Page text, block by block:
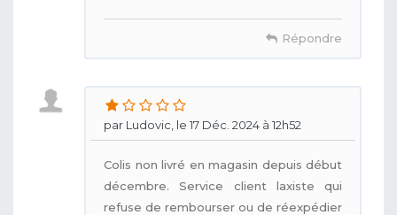
Répondre
par Ludovic, le 17 Déc. 2024 à 12h52
Colis non livré en magasin depuis début
décembre. Service client laxiste qui
refuse de rembourser ou de réexpédier